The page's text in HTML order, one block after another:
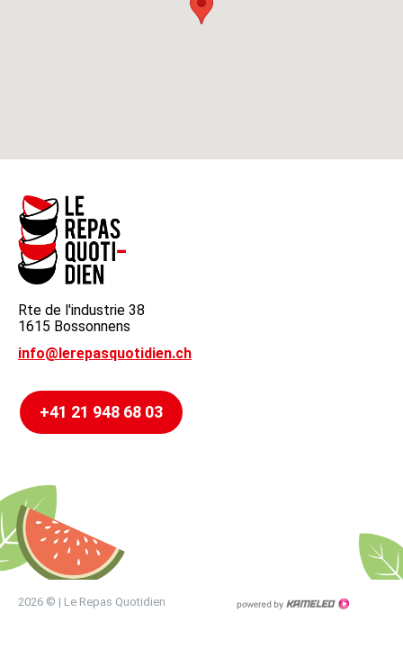
Rte de l'industrie 38
1615 Bossonnens
info@lerepasquotidien.ch
+41 21 948 68 03
2026 © | Le Repas Quotidien